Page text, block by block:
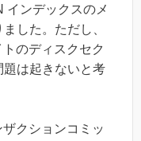
インデックスのメ
した。ただし、
のディスクセク
題は起きないと考
クションコミッ